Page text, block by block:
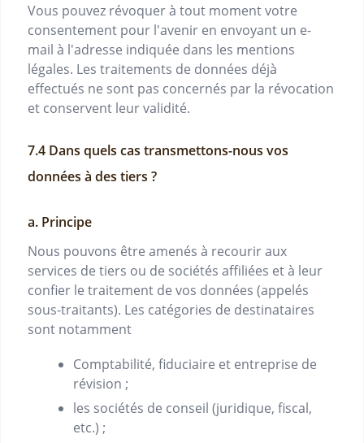
Vous pouvez révoquer à tout moment votre
consentement pour l'avenir en envoyant un e-
mail à l'adresse indiquée dans les mentions
légales. Les traitements de données déjà
effectués ne sont pas concernés par la révocation
et conservent leur validité.
Dans quels cas transmettons-nous vos
données à des tiers ?
a. Principe
Nous pouvons être amenés à recourir aux
services de tiers ou de sociétés affiliées et à leur
confier le traitement de vos données (appelés
sous-traitants). Les catégories de destinataires
sont notamment
Comptabilité, fiduciaire et entreprise de
révision ;
les sociétés de conseil (juridique, fiscal,
etc.) ;